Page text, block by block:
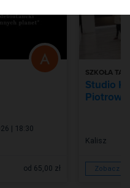
| 18:30
od 65,00 zł
SZKOŁA
Studio
Kalisz
Zobacz